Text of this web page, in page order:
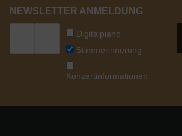
NEWSLETTER ANMELDUNG
Digitalpiano
Stimmerinnerung
Konzertinformationen